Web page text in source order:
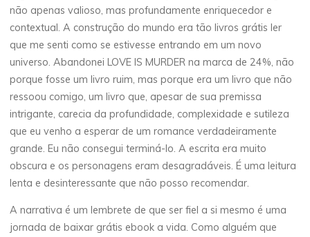
não apenas valioso, mas profundamente enriquecedor e
contextual. A construção do mundo era tão livros grátis ler
que me senti como se estivesse entrando em um novo
universo. Abandonei LOVE IS MURDER na marca de 24%, não
porque fosse um livro ruim, mas porque era um livro que não
ressoou comigo, um livro que, apesar de sua premissa
intrigante, carecia da profundidade, complexidade e sutileza
que eu venho a esperar de um romance verdadeiramente
grande. Eu não consegui terminá-lo. A escrita era muito
obscura e os personagens eram desagradáveis. É uma leitura
lenta e desinteressante que não posso recomendar.
A narrativa é um lembrete de que ser fiel a si mesmo é uma
jornada de baixar grátis ebook a vida. Como alguém que